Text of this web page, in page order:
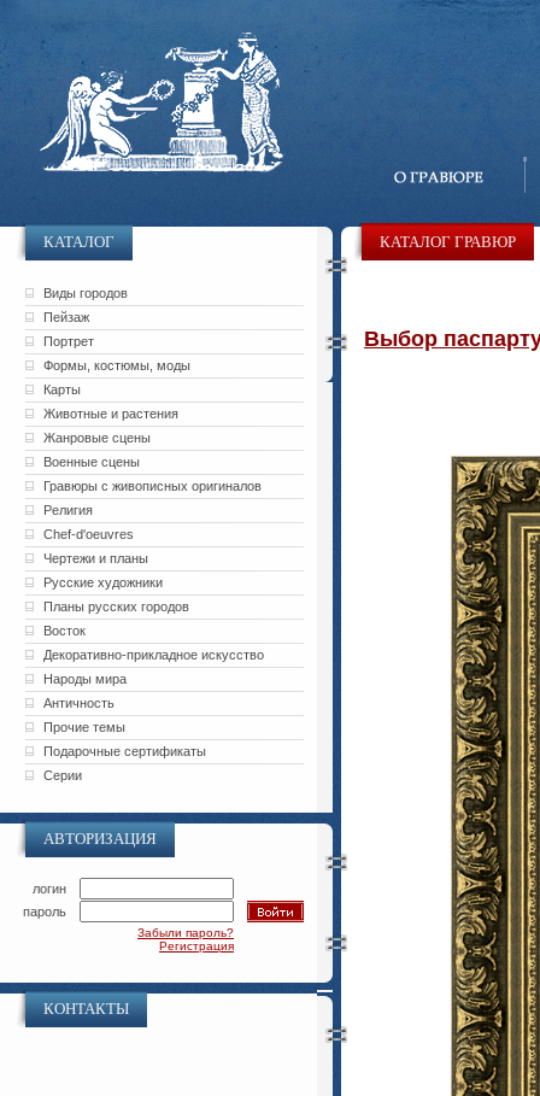
КАТАЛОГ
Виды городов
Пейзаж
Портрет
Формы, костюмы, моды
Карты
Животные и растения
Жанровые сцены
Военные сцены
Гравюры с живописных оригиналов
Религия
Chef-d'oeuvres
Чертежи и планы
Русские художники
Планы русских городов
Восток
Декоративно-прикладное искусство
Народы мира
Античность
Прочие темы
Подарочные сертификаты
Серии
АВТОРИЗАЦИЯ
логин
пароль
Забыли пароль?
Регистрация
КОНТАКТЫ
КАТАЛОГ ГРАВЮР
Выбор